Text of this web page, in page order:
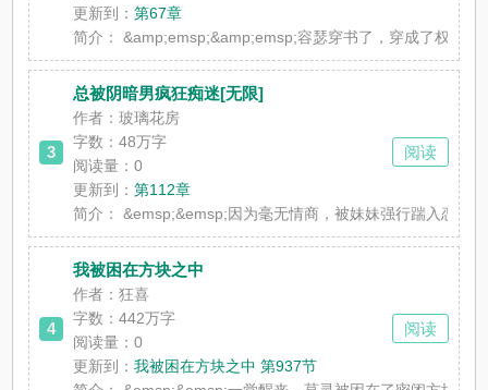
更新到：第67章
简介：
&amp;emsp;&amp;emsp;容瑟穿书了，穿成了权谋
3
总被阴暗男疯狂痴迷[无限]
作者：玻璃花房
字数：48万字
阅读量：0
更新到：第112章
简介：
&emsp;&emsp;因为毫无情商，被妹妹强行踹入恋爱
阅读
4
我被困在方块之中
作者：狂喜
字数：442万字
阅读量：0
更新到：我被困在方块之中 第937节
阅读